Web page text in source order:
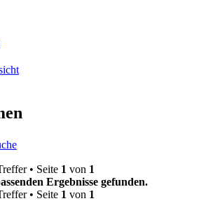
• Seite 1 von 1
Ergebnisse gefunden.
• Seite 1 von 1